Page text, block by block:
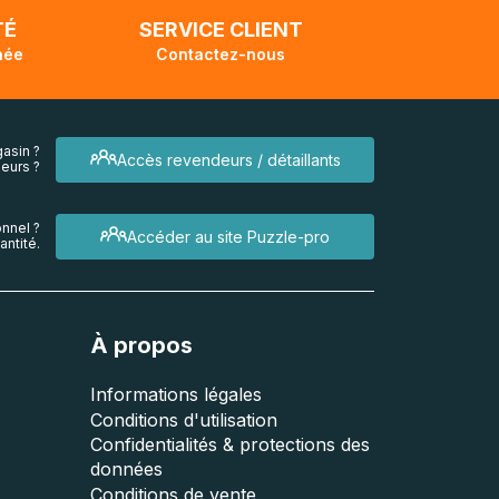
SERVICE CLIENT
Contactez-nous
Accès revendeurs / détaillants
?
?
Accéder au site Puzzle-pro
?
À propos
Informations légales
Conditions d'utilisation
Confidentialités & protections des
données
Conditions de vente